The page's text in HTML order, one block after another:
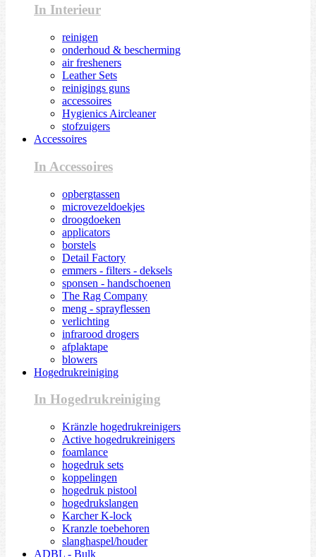
In Interieur
reinigen
onderhoud & bescherming
air fresheners
Leather Sets
reinigings guns
accessoires
Hygienics Aircleaner
stofzuigers
Accessoires
In Accessoires
opbergtassen
microvezeldoekjes
droogdoeken
applicators
borstels
Detail Factory
emmers - filters - deksels
sponsen - handschoenen
The Rag Company
meng - sprayflessen
verlichting
infrarood drogers
afplaktape
blowers
Hogedrukreiniging
In Hogedrukreiniging
Kränzle hogedrukreinigers
Active hogedrukreinigers
foamlance
hogedruk sets
koppelingen
hogedruk pistool
hogedrukslangen
Karcher K-lock
Kranzle toebehoren
slanghaspel/houder
ADBL - Bulk